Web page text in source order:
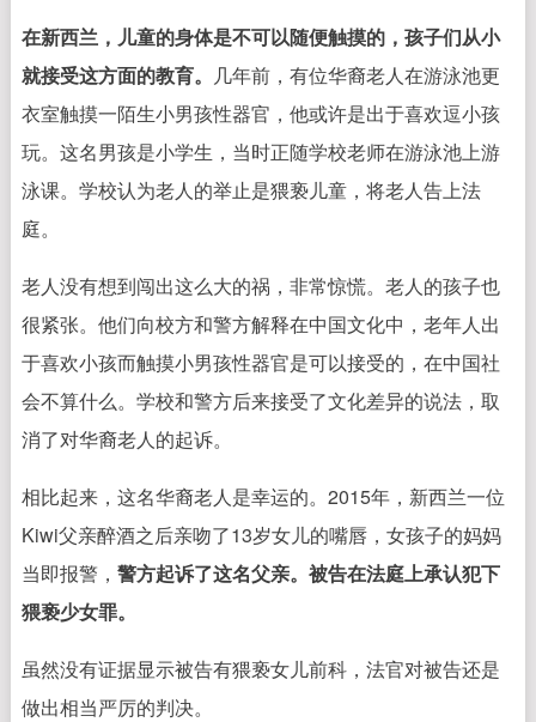
在新西兰，儿童的身体是不可以随便触摸的，孩子们从小
就接受这方面的教育。 几年前，有位华裔老人在游泳池更
衣室触摸一陌生小男孩性器官，他或许是出于喜欢逗小孩
玩。这名男孩是小学生，当时正随学校老师在游泳池上游
泳课。学校认为老人的举止是猥亵儿童，将老人告上法
庭。
老人没有想到闯出这么大的祸，非常惊慌。老人的孩子也
很紧张。他们向校方和警方解释在中国文化中，老年人出
于喜欢小孩而触摸小男孩性器官是可以接受的，在中国社
会不算什么。学校和警方后来接受了文化差异的说法，取
消了对华裔老人的起诉。
相比起来，这名华裔老人是幸运的。2015年，新西兰一位
Kiwi父亲醉酒之后亲吻了13岁女儿的嘴唇，女孩子的妈妈
当即报警， 警方起诉了这名父亲。被告在法庭上承认犯下
猥亵少女罪。
虽然没有证据显示被告有猥亵女儿前科，法官对被告还是
做出相当严厉的判决。